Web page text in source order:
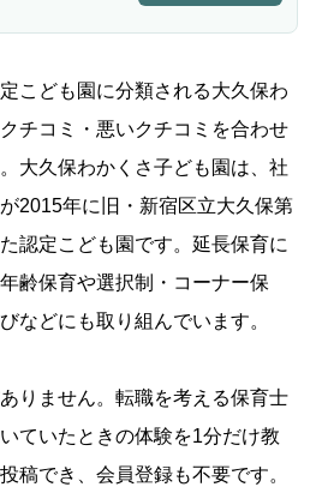
こども園に分類される大久保わ
チコミ・悪いクチコミを合わせ
大久保わかくさ子ども園は、社
2015年に旧・新宿区立大久保第
認定こども園です。延長保育に
齢保育や選択制・コーナー保
などにも取り組んでいます。
りません。転職を考える保育士
ていたときの体験を1分だけ教
稿でき、会員登録も不要です。